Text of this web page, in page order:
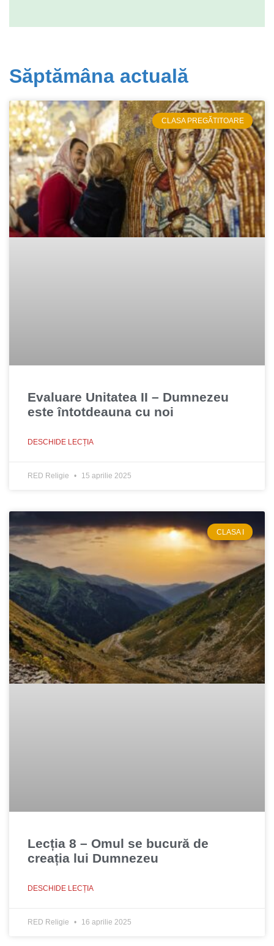
Săptămâna actuală
CLASA PREGĂTITOARE
Evaluare Unitatea II – Dumnezeu
este întotdeauna cu noi
DESCHIDE LECȚIA
RED Religie 15 aprilie 2025
CLASA I
Lecția 8 – Omul se bucură de
creația lui Dumnezeu
DESCHIDE LECȚIA
RED Religie 16 aprilie 2025